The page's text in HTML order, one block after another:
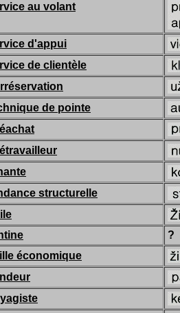
au volant
d'appui
de clientèle
de pointe
structurelle
?
économique